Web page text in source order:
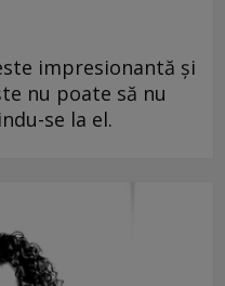
impresionantă și
nu poate să nu
se la el.